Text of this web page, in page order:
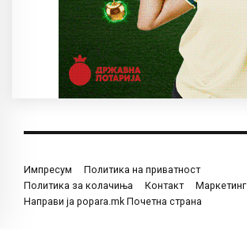
Импресум
Политика на приватност
Политика за колачиња
Контакт
Маркетинг
Направи ја popara.mk Почетна страна